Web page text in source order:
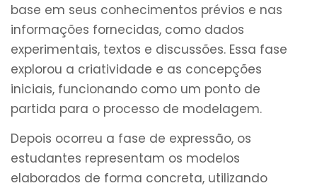
base em seus conhecimentos prévios e nas
informações fornecidas, como dados
experimentais, textos e discussões. Essa fase
explorou a criatividade e as concepções
iniciais, funcionando como um ponto de
partida para o processo de modelagem.
Depois ocorreu a fase de expressão, os
estudantes representam os modelos
elaborados de forma concreta, utilizando